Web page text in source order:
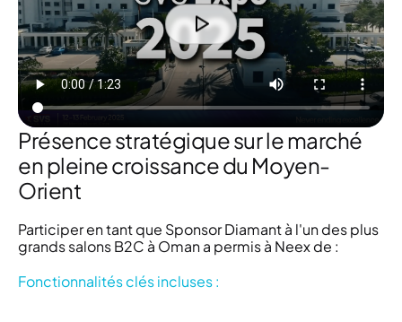
Présence stratégique sur le marché
en pleine croissance du Moyen-
Orient
Participer en tant que Sponsor Diamant à l'un des plus
grands salons B2C à Omana permis à Neex de :
Fonctionnalités clés incluses :